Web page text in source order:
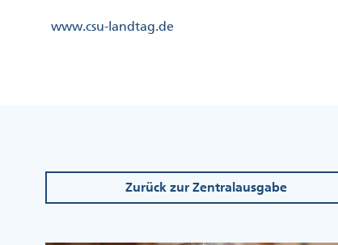
Kopfzeile
www.csu-landtag.de
Zurück zur Zentralausgabe